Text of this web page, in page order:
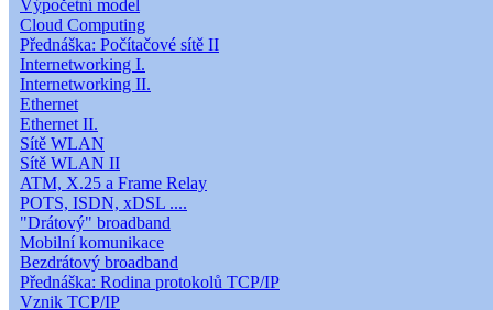
Výpočetní model
Cloud Computing
Přednáška: Počítačové sítě II
Internetworking I.
Internetworking II.
Ethernet
Ethernet II.
Sítě WLAN
Sítě WLAN II
ATM, X.25 a Frame Relay
POTS, ISDN, xDSL ....
"Drátový" broadband
Mobilní komunikace
Bezdrátový broadband
Přednáška: Rodina protokolů TCP/IP
Vznik TCP/IP